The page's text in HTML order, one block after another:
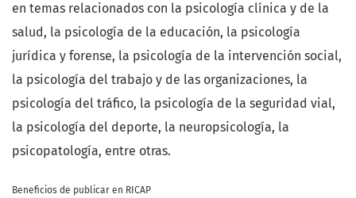
en temas relacionados con la psicología clínica y de la
salud, la psicología de la educación, la psicología
jurídica y forense, la psicología de la intervención social,
la psicología del trabajo y de las organizaciones, la
psicología del tráfico, la psicología de la seguridad vial,
la psicología del deporte, la neuropsicología, la
psicopatología, entre otras.
Beneficios de publicar en RICAP